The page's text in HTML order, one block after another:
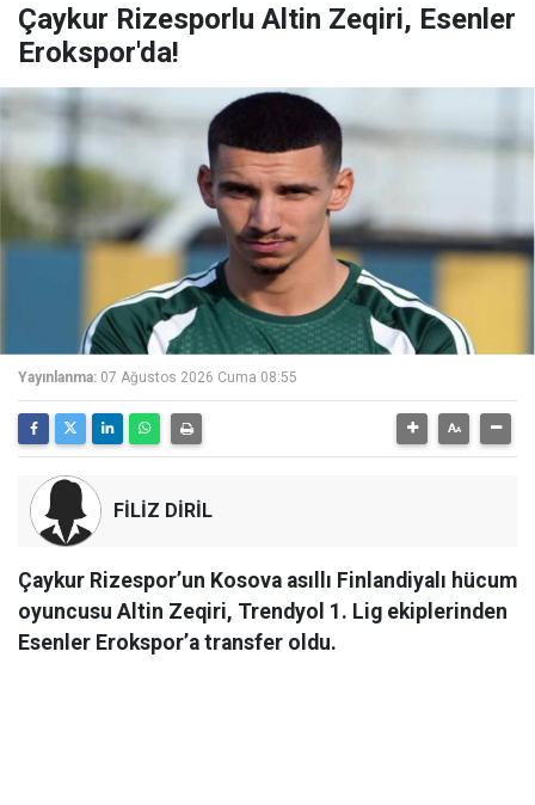
Çaykur Rizesporlu Altin Zeqiri, Esenler
Erokspor'da!
Yayınlanma: 07 Ağustos 2026 Cuma 08:55
FİLİZ DİRİL
Çaykur Rizespor’un Kosova asıllı Finlandiyalı hücum
oyuncusu Altin Zeqiri, Trendyol 1. Lig ekiplerinden
Esenler Erokspor’a transfer oldu.